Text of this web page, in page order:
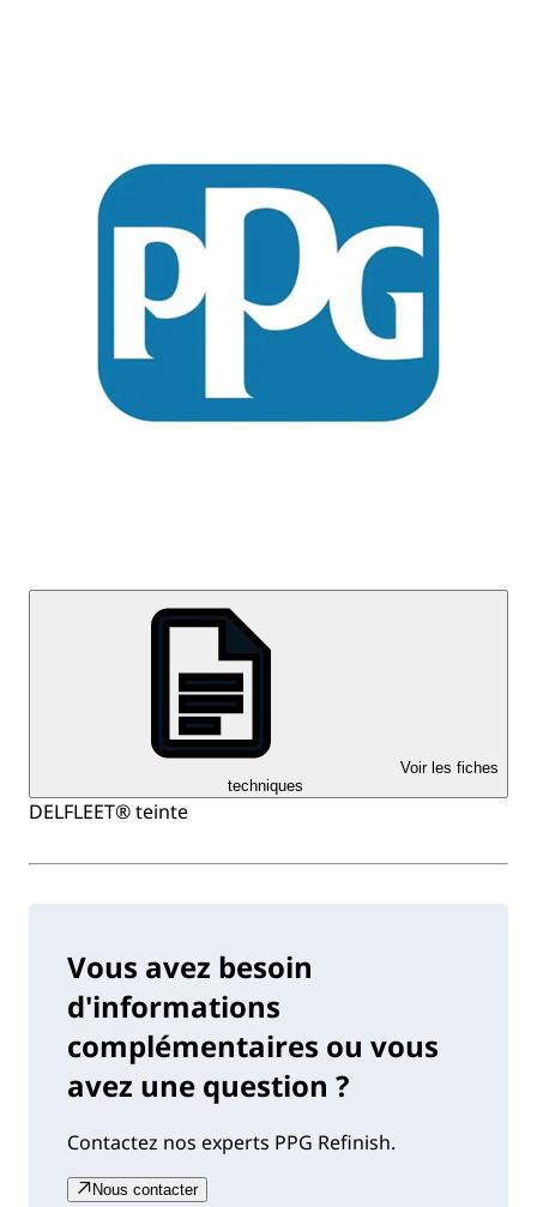
Voir les fiches
techniques
DELFLEET® teinte
Vous avez besoin
d'informations
complémentaires ou vous
avez une question ?
Contactez nos experts PPG Refinish.
Nous contacter